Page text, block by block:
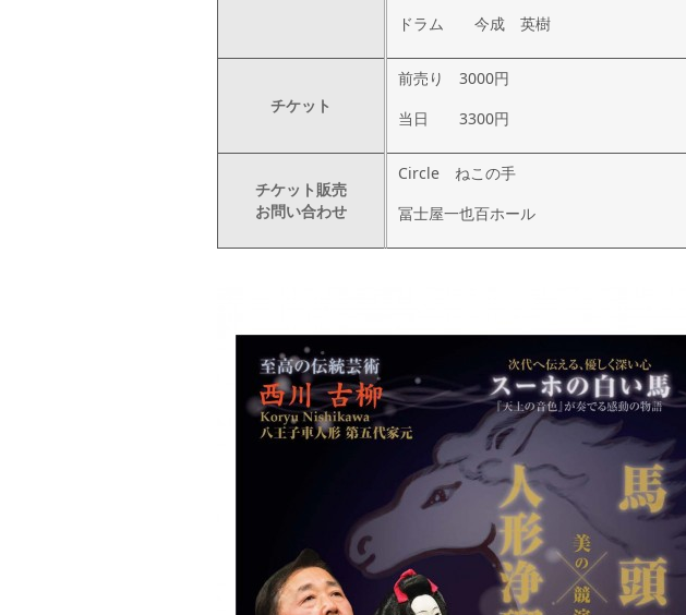
ドラム 今成 英樹
チケット
前売り 3000円
当日 3300円
チケット販売
お問い合わせ
Circle ねこの手
冨士屋一也百ホール